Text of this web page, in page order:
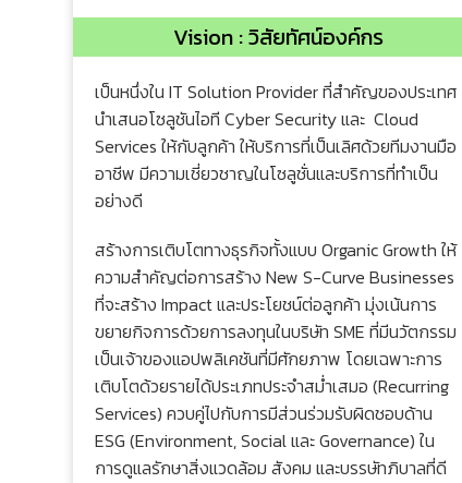
Vision : วิสัยทัศน์องค์กร
เป็นหนึ่งใน IT Solution Provider ที่สำคัญของประเทศ
นำเสนอโซลูชันไอที Cyber Security และ Cloud
Services ให้กับลูกค้า ให้บริการที่เป็นเลิศด้วยทีมงานมือ
อาชีพ มีความเชี่ยวชาญในโซลูชั่นและบริการที่ทำเป็น
อย่างดี
สร้างการเติบโตทางธุรกิจทั้งแบบ Organic Growth ให้
ความสำคัญต่อการสร้าง New S-Curve Businesses
ที่จะสร้าง Impact และประโยชน์ต่อลูกค้า มุ่งเน้นการ
ขยายกิจการด้วยการลงทุนในบริษัท SME ที่มีนวัตกรรม
เป็นเจ้าของแอปพลิเคชันที่มีศักยภาพ โดยเฉพาะการ
เติบโตด้วยรายได้ประเภทประจำสม่ำเสมอ (Recurring
Services) ควบคู่ไปกับการมีส่วนร่วมรับผิดชอบด้าน
ESG (Environment, Social และ Governance) ใน
การดูแลรักษาสิ่งแวดล้อม สังคม และบรรษัทภิบาลที่ดี